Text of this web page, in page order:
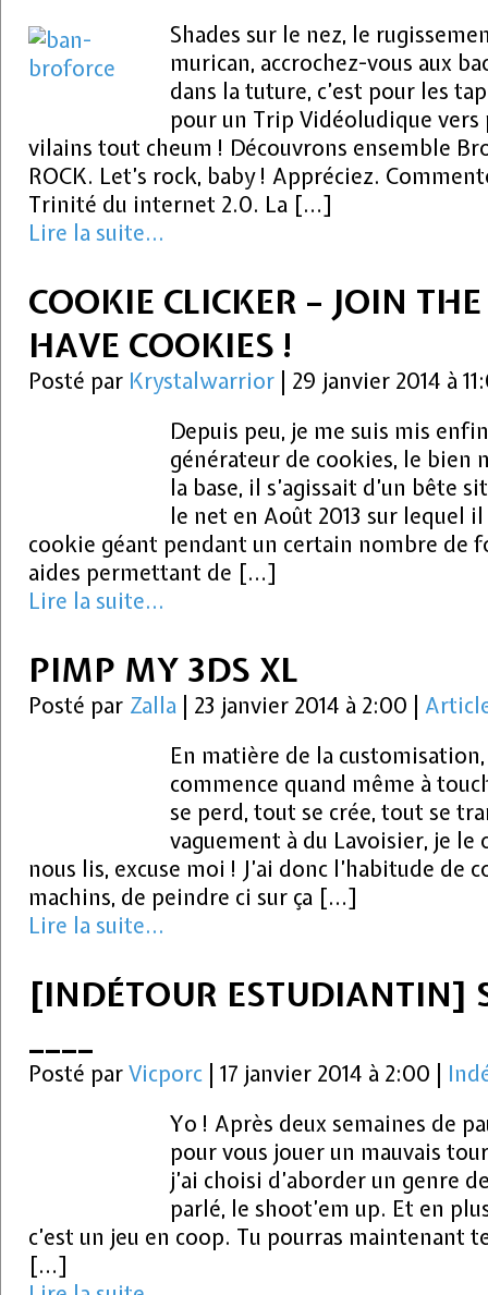
Shades sur le nez, le
murican, accrochez-vous aux
dans la tuture, c’est pour les
pour un Trip Vidéoludique vers
vilains tout cheum ! Découvrons ensemble
ROCK. Let’s rock, baby ! Appréciez.
Trinité du internet 2.0. La […]
Lire la suite...
COOKIE CLICKER – JOIN
HAVE COOKIES !
Posté par Krystalwarrior
29 janvier 2014 à
Depuis peu, je me suis mis
générateur de cookies, le bien
la base, il s’agissait d’un bête
le net en Août 2013 sur lequel
cookie géant pendant un certain nombre de
aides permettant de […]
Lire la suite...
PIMP MY 3DS XL
Posté par Zalla 23 janvier 2014 à 2:00
En matière de la
commence quand même à
se perd, tout se crée, tout se
vaguement à du Lavoisier, je le
nous lis, excuse moi ! J’ai donc l’habitude de
machins, de peindre ci sur ça […]
Lire la suite...
[INDÉTOUR ESTUDIANTIN]
____
Posté parVicporc 17 janvier 2014 à 2:00
Yo ! Après deux semaines de
pour vous jouer un mauvais
j’ai choisi d’aborder un genre
parlé, le shoot’em up. Et en
c’est un jeu en coop. Tu pourras maintenant
[…]